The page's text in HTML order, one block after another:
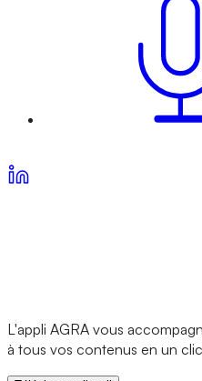
L'appli AGRA vous
à tous vos contenus en un